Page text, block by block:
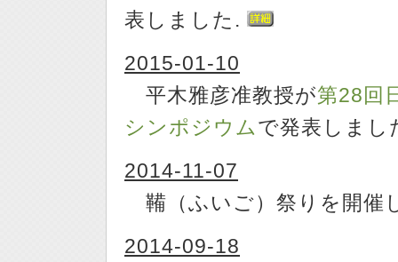
表しました.
2015-01-10
平木雅彦准教授が第28回
シンポジウムで発表しま
2014-11-07
鞴（ふいご）祭りを開催
2014-09-18